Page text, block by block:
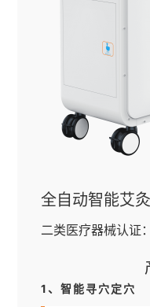
全自动智能艾
二类医疗器械认证
1、智能寻穴定穴